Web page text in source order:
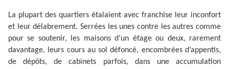
La plupart des quartiers étalaient avec franchise leur inconfort
et leur délabrement. Serrées les unes contre les autres comme
pour se soutenir, les maisons d’un étage ou deux, rarement
davantage, leurs cours au sol défoncé, encombrées d’appentis,
de dépôts, de cabinets parfois, dans une accumulation